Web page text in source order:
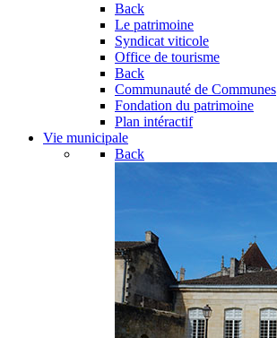
Back
Le patrimoine
Syndicat viticole
Office de tourisme
Back
Communauté de Communes
Fondation du patrimoine
Plan intéractif
Vie municipale
Back